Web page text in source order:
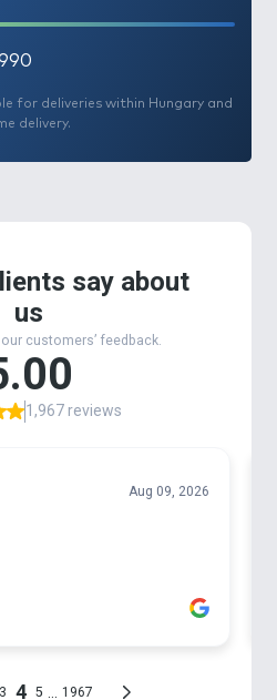
for deliveries within Hungary and
delivery.